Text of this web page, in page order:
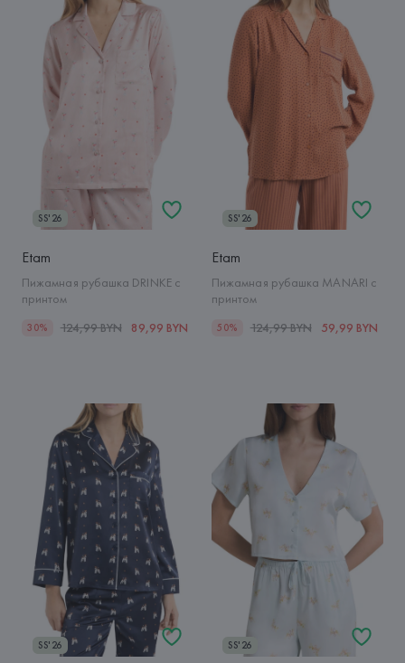
SS'26
Etam
Пижамная рубашка DRINKE с
принтом
30% 124,99 BYN 89,99 BYN
SS'26
Etam
Пижамная рубашка MANARI с
принтом
50% 124,99 BYN 59,99 BYN
SS'26 SS'26